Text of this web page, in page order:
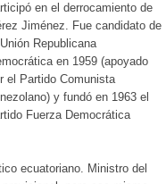
en el derrocamiento de
Jiménez. Fue candidato de
Republicana
en 1959 (apoyado
el Partido Comunista
y fundó en 1963 el
Fuerza Democrática
ecuatoriano. Ministro del